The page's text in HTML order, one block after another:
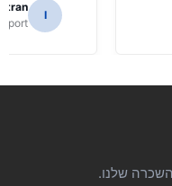
I
שלנו.